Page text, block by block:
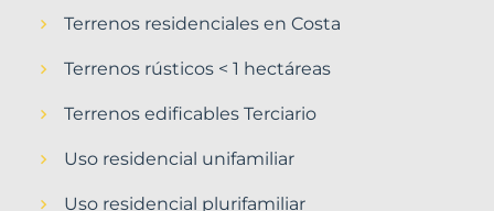
Terrenos residenciales en Costa
Terrenos rústicos < 1 hectáreas
Terrenos edificables Terciario
Uso residencial unifamiliar
Uso residencial plurifamiliar